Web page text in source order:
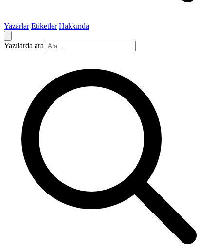
Yazarlar Etiketler Hakkında
Yazılarda ara